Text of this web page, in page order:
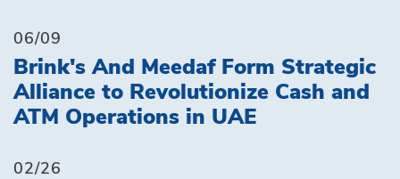
06/09
Brink's And Meedaf Form Strategic
Alliance to Revolutionize Cash and
ATM Operations in UAE
02/26